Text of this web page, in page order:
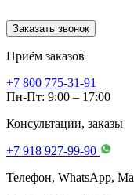
Заказать звонок
Приём заказов
+7 800 775-31-91
Пн-Пт: 9:00 – 17:00
Консультации, заказы
+7 918 927-99-90
Телефон, WhatsApp,